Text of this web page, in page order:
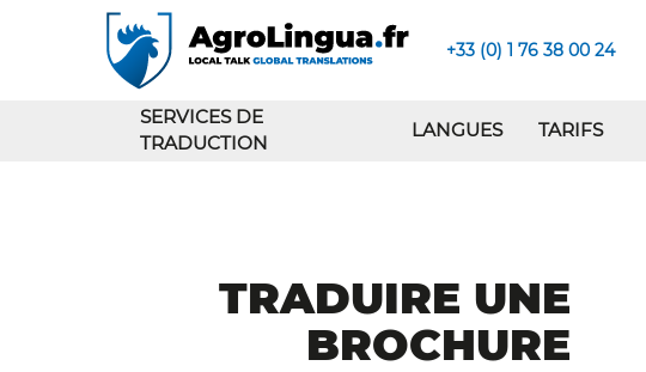
+33 (0) 1 76 38 00 24
SERVICES DE
TRADUCTION
LANGUES TARIFS
TRADUIRE UNE
BROCHURE